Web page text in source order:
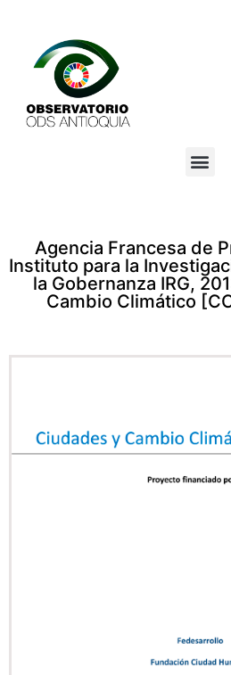
Agencia Francesa de
Instituto para la
la Gobernanza IRG,
Cambio Climático